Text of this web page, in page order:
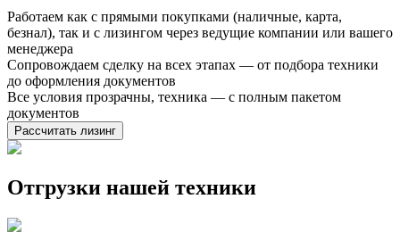
Работаем как с прямыми покупками (наличные, карта,
безнал), так и с лизингом через ведущие компании или вашего
менеджера
Сопровождаем сделку на всех этапах — от подбора техники
до оформления документов
Все условия прозрачны, техника — с полным пакетом
документов
Рассчитать лизинг
Отгрузки нашей техники